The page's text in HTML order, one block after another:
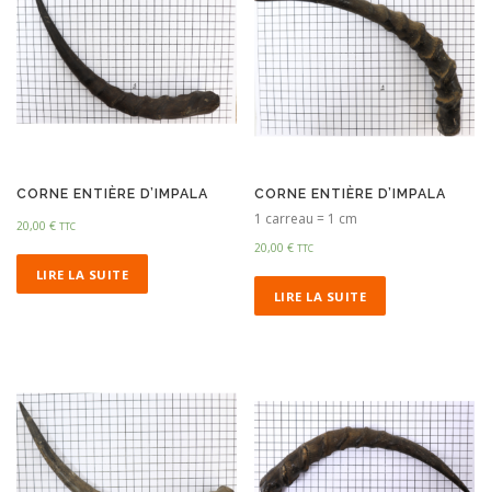
CORNE ENTIÈRE D’IMPALA
20,00 € TTC
LIRE LA SUITE
CORNE ENTIÈRE D’IMPALA
1 carreau = 1 cm
20,00€ TTC
LIRE LA SUITE